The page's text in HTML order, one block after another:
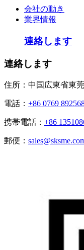
会社の動き
業界情報
連絡します
連絡します
住所：中国広東省東
電話： +86 0769
携帯電話： +86
郵便：